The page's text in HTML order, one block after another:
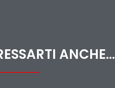
ANCHE...